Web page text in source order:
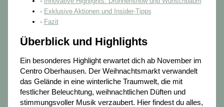
Exklusive Aktionen und Insider-Tipps
Fazit
Überblick und Highlights
Ein besonderes Highlight erwartet dich ab November im
Centro Oberhausen. Der Weihnachtsmarkt verwandelt
das Gelände in eine winterliche Traumwelt, die mit
festlicher Beleuchtung, weihnachtlichen Düften und
stimmungsvoller Musik verzaubert. Hier findest du alles,